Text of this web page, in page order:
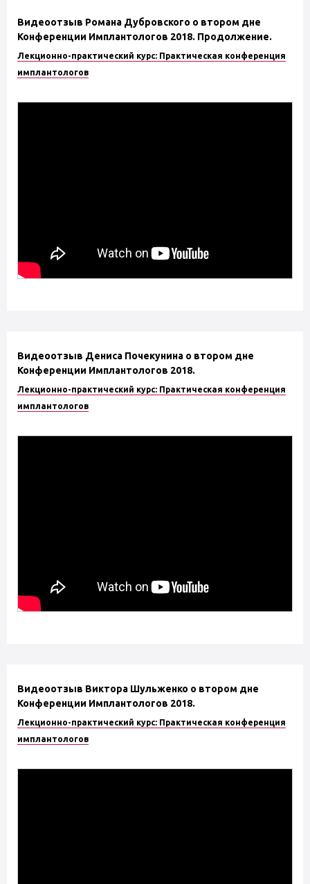
Видеоотзыв Романа Дубровского о втором дне
Конференции Имплантологов 2018. Продолжение.
Лекционно-практический курс: Практическая конференция
имплантологов
Видеоотзыв Дениса Почекунина о втором дне
Конференции Имплантологов 2018.
Лекционно-практический курс: Практическая конференция
имплантологов
Видеоотзыв Виктора Шульженко о втором дне
Конференции Имплантологов 2018.
Лекционно-практический курс: Практическая конференция
имплантологов